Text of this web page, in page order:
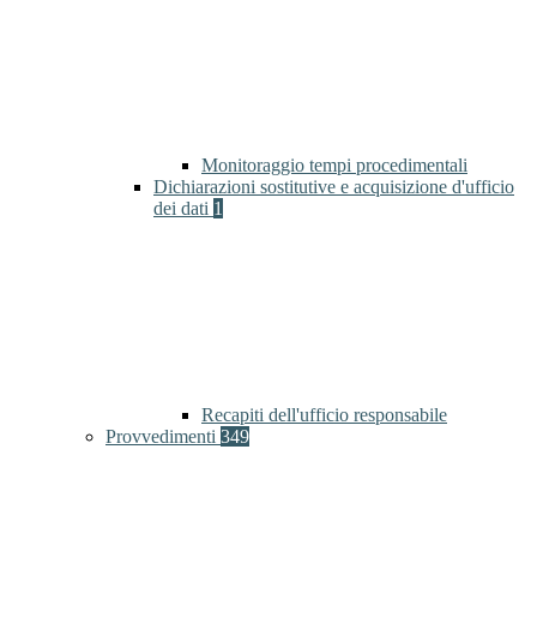
Monitoraggio tempi procedimentali
Dichiarazioni sostitutive e acquisizione d'ufficio
dei dati 1
Recapiti dell'ufficio responsabile
Provvedimenti 349